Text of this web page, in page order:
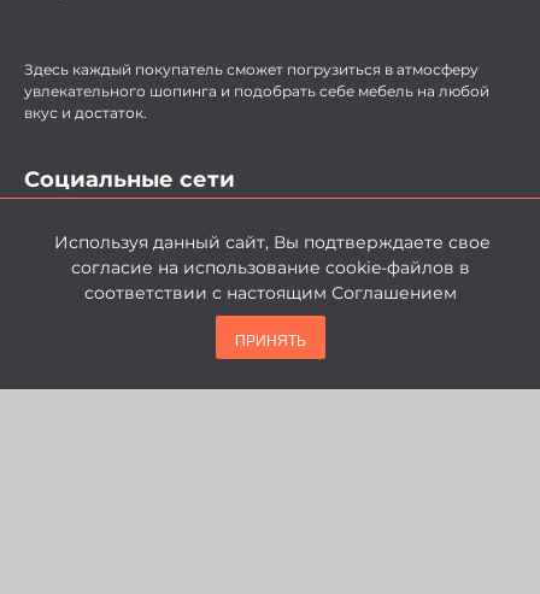
Здесь каждый покупатель сможет погрузиться в атмосферу
увлекательного шопинга и подобрать себе мебель на любой
вкус и достаток.
Социальные сети
политика конфиденциальности
© 2026, Мебельный Аутлет ГРАНД. Все права защищены.
Используя данный сайт, Вы подтверждаете свое
согласие на использование cookie-файлов в
соответствии с настоящим Соглашением
ПРИНЯТЬ